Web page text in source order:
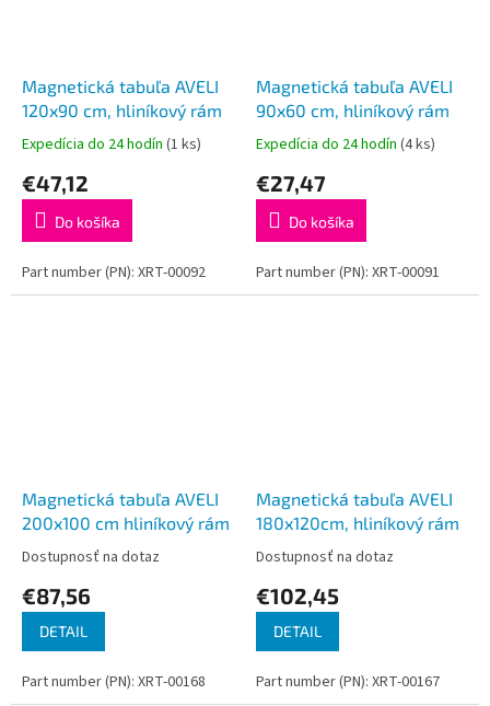
Magnetická tabuľa AVELI
120x90 cm, hliníkový rám
Expedícia do 24 hodín (1 ks)
€47,12
Do košíka
Part number (PN): XRT-00092
Magnetická tabuľa AVELI
90x60 cm, hliníkový rám
Expedícia do 24 hodín (4 ks)
€27,47
Do košíka
Part number (PN): XRT-00091
Magnetická tabuľa AVELI
200x100 cm hliníkový rám
Dostupnosť na dotaz
€87,56
DETAIL
Part number (PN): XRT-00168
Magnetická tabuľa AVELI
180x120cm, hliníkový rám
Dostupnosť na dotaz
€102,45
DETAIL
Part number (PN): XRT-00167